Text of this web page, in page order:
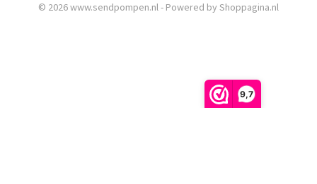
9,7
© 2026 www.sendpompen.nl - Powered by Shoppagina.nl